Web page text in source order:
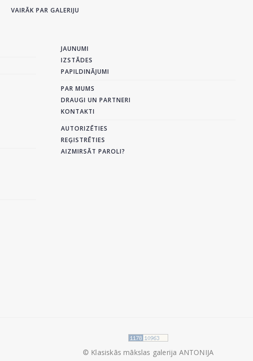
VAIRĀK PAR GALERIJU
JAUNUMI
IZSTĀDES
PAPILDINĀJUMI
PAR MUMS
DRAUGI UN PARTNERI
KONTAKTI
AUTORIZĒTIES
REĢISTRĒTIES
AIZMIRSĀT PAROLI?
© Klasiskās mākslas galerija ANTONIJA